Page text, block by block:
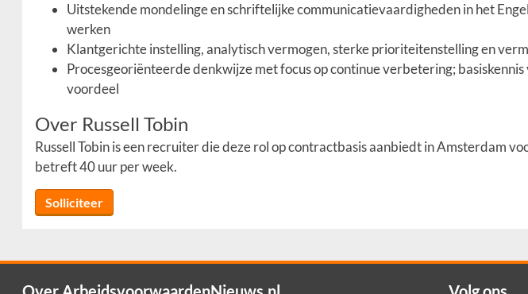
Uitstekende mondelinge en schriftelijke communicatievaardigheden in het
werken
Klantgerichte instelling, analytisch vermogen, sterke prioriteitenstelling en
Procesgeoriënteerde denkwijze met focus op continue verbetering;
voordeel
Over Russell Tobin
Russell Tobin is een recruiter die deze rol op contractbasis aanbiedt in Amsterdam
betreft 40 uur per week.
Solliciteer